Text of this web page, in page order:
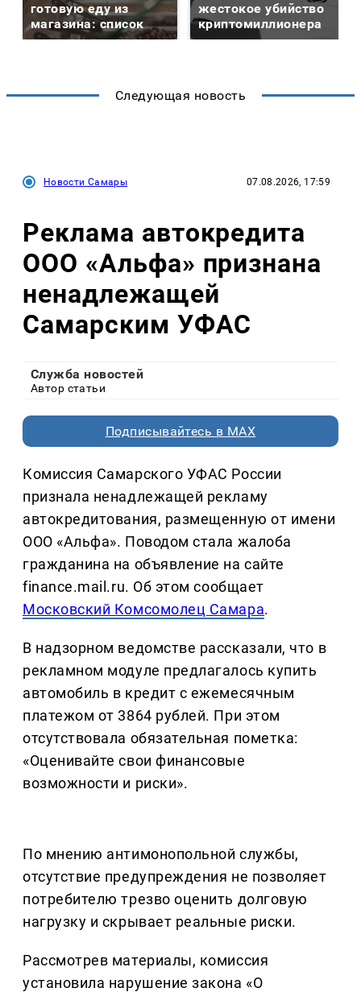
готовую еду из
магазина: список
жестокое убийство
криптомиллионера
Следующая новость
Новости Самары 07.08.2026, 17:59
Реклама автокредита
ООО «Альфа» признана
ненадлежащей
Самарским УФАС
Служба новостей
Автор статьи
Подписывайтесь в MAX
Комиссия Самарского УФАС России
признала ненадлежащей рекламу
автокредитования, размещенную от имени
ООО «Альфа». Поводом стала жалоба
гражданина на объявление на сайте
finance.mail.ru. Об этом сообщает
Московский Комсомолец Самара.
В надзорном ведомстве рассказали, что в
рекламном модуле предлагалось купить
автомобиль в кредит с ежемесячным
платежом от 3864 рублей. При этом
отсутствовала обязательная пометка:
«Оценивайте свои финансовые
возможности и риски».
По мнению антимонопольной службы,
отсутствие предупреждения не позволяет
потребителю трезво оценить долговую
нагрузку и скрывает реальные риски.
Рассмотрев материалы, комиссия
установила нарушение закона «О